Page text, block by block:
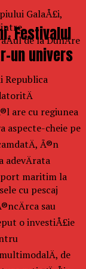
GalaÅ£i,
de la DunÄre
Republica
are cu regiunea
aspecte-cheie pe
Ã®n
port maritim la
cu pescaj
sau
o investiÅ£ie
de
Festivalul
un univers